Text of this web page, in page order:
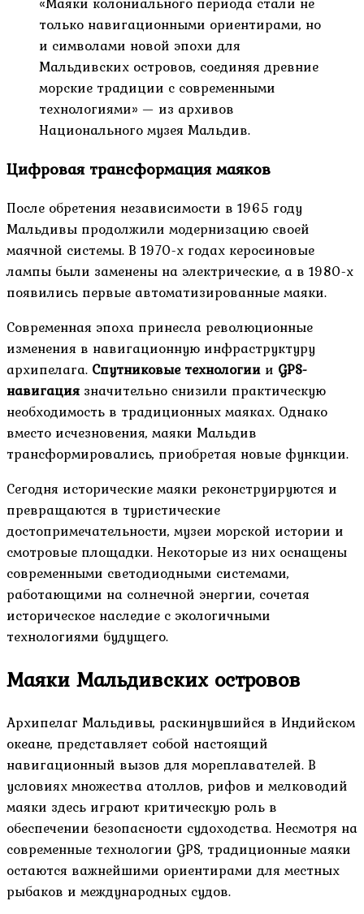
только навигационными ориентирами, но
и символами новой эпохи для
Мальдивских островов, соединяя древние
морские традиции с современными
технологиями» — из архивов
Национального музея Мальдив.
Цифровая трансформация маяков
После обретения независимости в 1965 году
Мальдивы продолжили модернизацию своей
маячной системы. В 1970-х годах керосиновые
лампы были заменены на электрические, а в 1980-х
появились первые автоматизированные маяки.
Современная эпоха принесла революционные
изменения в навигационную инфраструктуру
архипелага. Спутниковые технологии и GPS-
навигация значительно снизили практическую
необходимость в традиционных маяках. Однако
вместо исчезновения, маяки Мальдив
трансформировались, приобретая новые функции.
Сегодня исторические маяки реконструируются и
превращаются в туристические
достопримечательности, музеи морской истории и
смотровые площадки. Некоторые из них оснащены
современными светодиодными системами,
работающими на солнечной энергии, сочетая
историческое наследие с экологичными
технологиями будущего.
Маяки Мальдивских островов
Архипелаг Мальдивы, раскинувшийся в Индийском
океане, представляет собой настоящий
навигационный вызов для мореплавателей. В
условиях множества атоллов, рифов и мелководий
маяки здесь играют критическую роль в
обеспечении безопасности судоходства. Несмотря на
современные технологии GPS, традиционные маяки
остаются важнейшими ориентирами для местных
рыбаков и международных судов.